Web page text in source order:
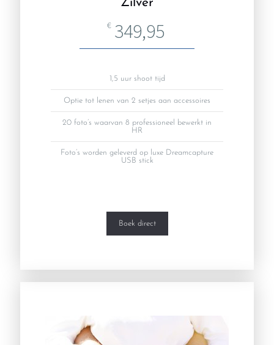
Zilver
€ 349,95
1,5 uur shoot tijd
Optie tot lenen van 2 setjes aan accessoires
20 foto’s waarvan 8 professioneel bewerkt in
HR
Foto’s worden geleverd op luxe Dreamcapture
USB stick
Boek direct